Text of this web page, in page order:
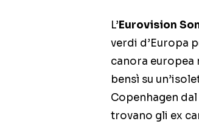
L’Eurovision
verdi d’Europa
canora europea
bensì su
Copenhagen
trovano gli ex